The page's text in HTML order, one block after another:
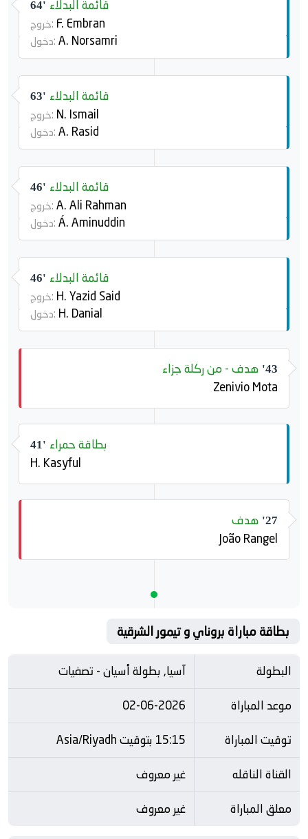
64' قائمة البدلاء
خروج: F. Embran
دخول: A. Norsamri
63' قائمة البدلاء
خروج: N. Ismail
دخول: A. Rasid
46' قائمة البدلاء
خروج: A. Ali Rahman
دخول: Á. Aminuddin
46' قائمة البدلاء
خروج: H. Yazid Said
دخول: H. Danial
43' هدف - من ركلة جزاء
Zenivio Mota
41' بطاقة حمراء
H. Kasyful
27' هدف
João Rangel
بطاقة مباراة بروناي و تيمور الشرقية
البطولة
آسيا, بطولة أسيان - تصفيات
موعد المباراة
02-06-2026
توقيت المباراة
15:15 بتوقيت Asia/Riyadh
القناة الناقله
غير معروف
معلق المباراة
غير معروف